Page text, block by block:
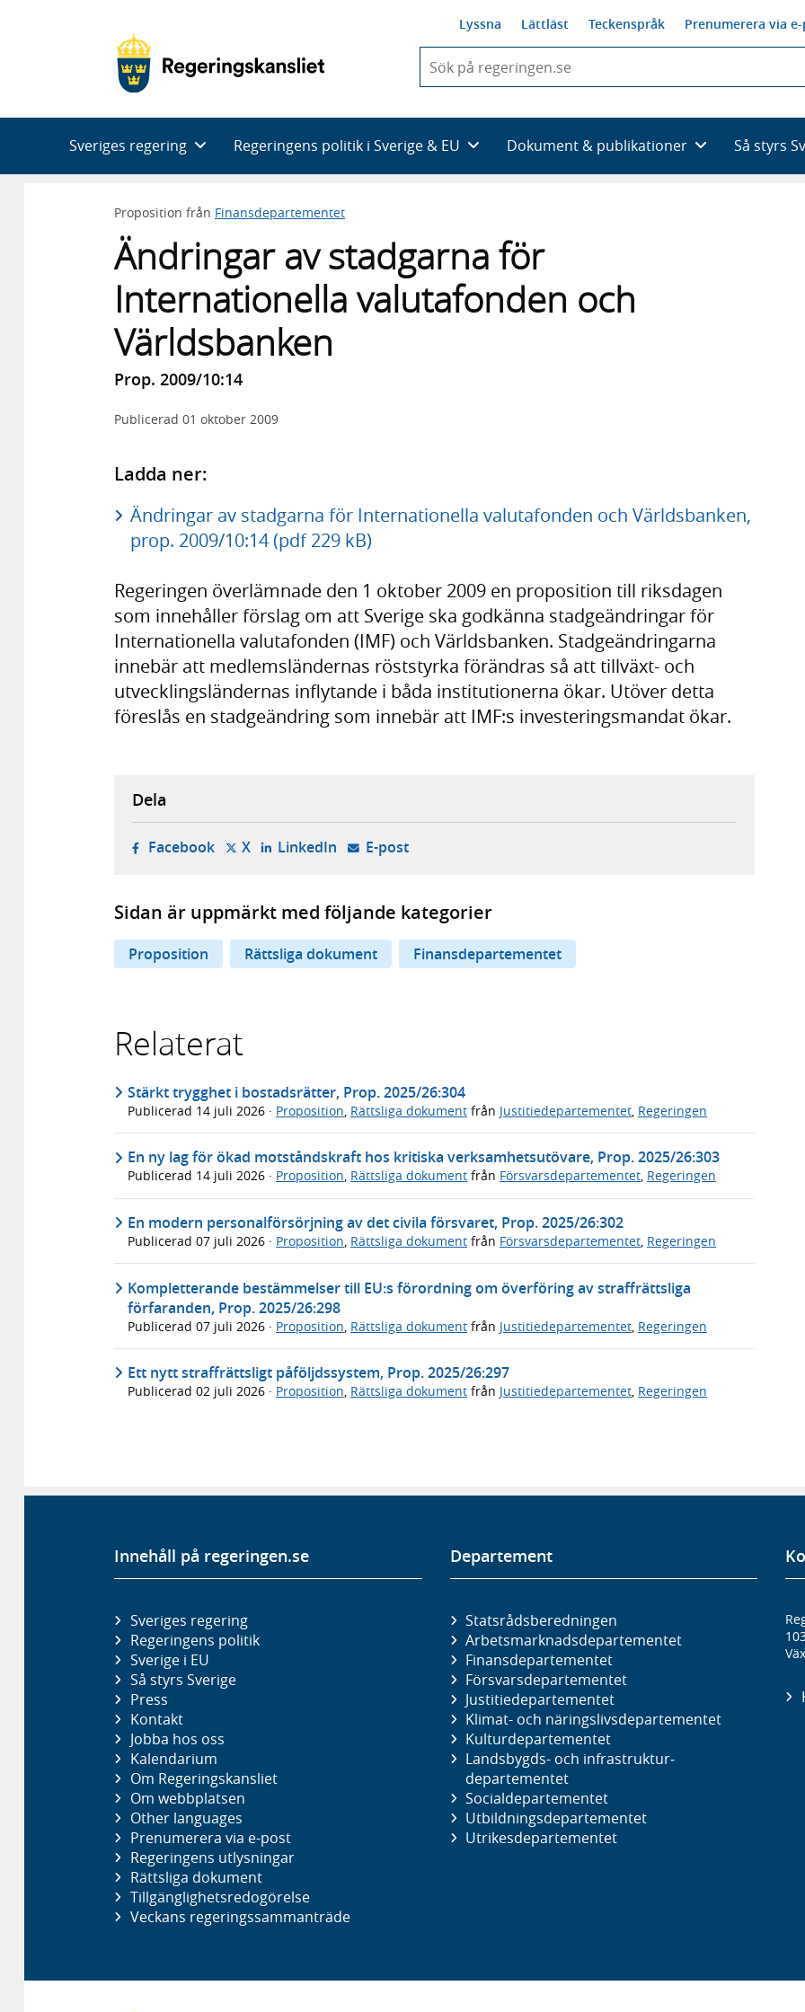
Lyssna Lättläst Teckenspråk Prenumerera via
du
skriva
framträder
en
Sveriges regering Regeringens politik i Sverige & EU Dokument & publikationer Så styrs
Proposition från Finansdepartementet
Ändringar av stadgarna för
Internationella valutafonden och
Världsbanken
Prop. 2009/10:14
Publicerad 01 oktober 2009
Ladda ner:
Ändringar av stadgarna för Internationella valutafonden och Världsbanken,
prop. 2009/10:14 (pdf 229 kB)
Regeringen överlämnade den 1 oktober 2009 en proposition till riksdagen
som innehåller förslag om att Sverige ska godkänna stadgeändringar för
Internationella valutafonden (IMF) och Världsbanken. Stadgeändringarna
innebär att medlemsländernas röststyrka förändras så att tillväxt- och
utvecklingsländernas inflytande i båda institutionerna ökar. Utöver detta
föreslås en stadgeändring som innebär att IMF:s investeringsmandat ökar.
Dela
Facebook- öppnas i ny flik, extern webbplats,
X- öppnas i ny flik, extern webbplats,
LinkedIn- öppnas i ny flik, extern webbplats,
E-post- öppnar din e-postklient,
Sidan är uppmärkt med följande kategorier
Proposition Rättsliga dokument Finansdepartementet
Relaterat
Stärkt trygghet i bostadsrätter, Prop. 2025/26:304
Publicerad 14 juli 2026 · Proposition Rättsliga dokument från Justitiedepartementet Regeringen
En ny lag för ökad motståndskraft hos kritiska verksamhetsutövare, Prop. 2025/26:303
Publicerad 14 juli 2026 · Proposition, Rättsliga dokument från Försvarsdepartementet, Regeringen
En modern personalförsörjning av det civila försvaret, Prop. 2025/26:302
Publicerad 07 juli 2026 · Proposition, Rättsliga dokument från Försvarsdepartementet, Regeringen
Kompletterande bestämmelser till EU:s förordning om överföring av straffrättsliga
förfaranden, Prop. 2025/26:298
Publicerad 07 juli 2026 · Proposition Rättsliga dokument från Justitiedepartementet Regeringen
Ett nytt straffrättsligt påföljdssystem, Prop. 2025/26:297
Publicerad 02 juli 2026 · Proposition, Rättsliga dokument från Justitiedepartementet, Regeringen
Innehåll på regeringen.se
Sveriges regering
Regeringens politik
Sverige i EU
Så styrs Sverige
Press
Kontakt
Jobba hos oss
Kalendarium
Om Regeringskansliet
Om webbplatsen
Other languages
Prenumerera via e-post
Regeringens utlysningar
Rättsliga dokument
Tillgänglighetsredogörelse
Veckans regeringssammanträde
Departement
Statsrådsberedningen
Arbetsmarknads­departementet
Finans­departementet
Försvars­departementet
Justitie­departementet
Klimat- och näringslivs­departementet
Kultur­departementet
Landsbygds- och infrastruktur­
departementet
Social­departementet
Utbildnings­departementet
Utrikes­departementet